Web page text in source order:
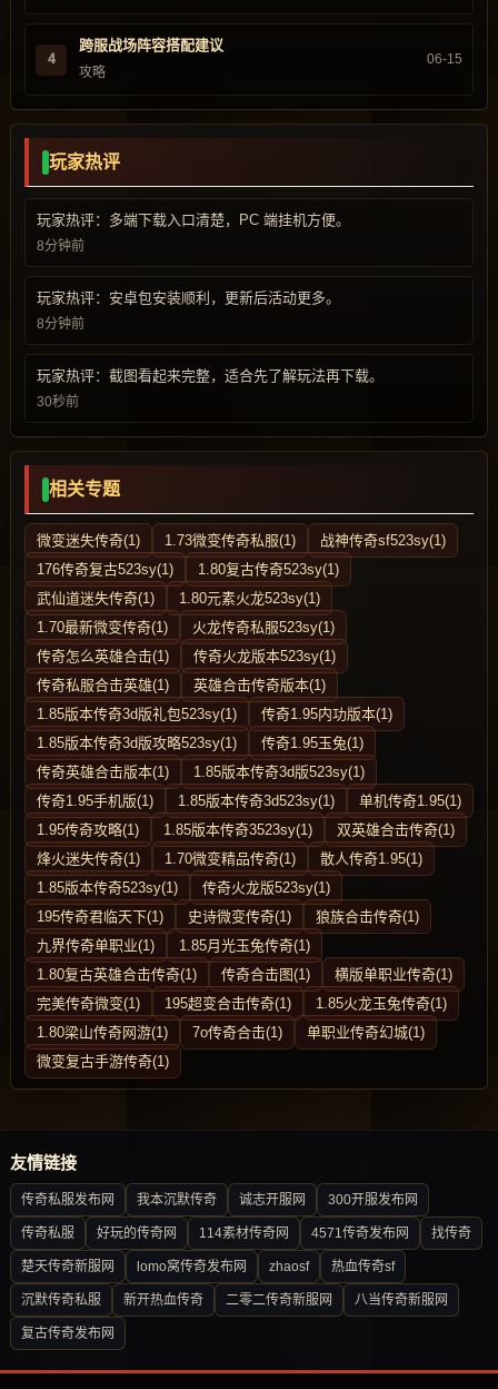
4
跨服战场阵容搭配建议
攻略
06-15
玩家热评
玩家热评：多端下载入口清楚，PC 端挂机方便。
8分钟前
玩家热评：安卓包安装顺利，更新后活动更多。
8分钟前
玩家热评：截图看起来完整，适合先了解玩法再下载。
30秒前
相关专题
微变迷失传奇(1) 1.73微变传奇私服(1)
战神传奇sf523sy(1)
176传奇复古523sy(1)
1.80复古传奇523sy(1)
武仙道迷失传奇(1)
1.80元素火龙523sy(1)
1.70最新微变传奇(1)
火龙传奇私服523sy(1)
传奇怎么英雄合击(1)
传奇火龙版本523sy(1)
传奇私服合击英雄(1)
英雄合击传奇版本(1)
1.85版本传奇3d版礼包523sy(1)
传奇1.95内功版本(1)
1.85版本传奇3d版攻略523sy(1)
传奇1.95玉兔(1)
传奇英雄合击版本(1)
1.85版本传奇3d版523sy(1)
传奇1.95手机版(1)
1.85版本传奇3d523sy(1)
单机传奇1.95(1)
1.95传奇攻略(1)
1.85版本传奇3523sy(1)
双英雄合击传奇(1)
烽火迷失传奇(1)
1.70微变精品传奇(1)
散人传奇1.95(1)
1.85版本传奇523sy(1)
传奇火龙版523sy(1)
195传奇君临天下(1)
史诗微变传奇(1)
狼族合击传奇(1)
九界传奇单职业(1)
1.85月光玉兔传奇(1)
1.80复古英雄合击传奇(1)
传奇合击图(1)
横版单职业传奇(1)
完美传奇微变(1)
195超变合击传奇(1)
1.85火龙玉兔传奇(1)
1.80梁山传奇网游(1)
7o传奇合击(1)
单职业传奇幻城(1)
微变复古手游传奇(1)
友情链接
传奇私服发布网 我本沉默传奇 诚志开服网 300开服发布网
传奇私服 好玩的传奇网 114素材传奇网 4571传奇发布网 找传奇
楚天传奇新服网 lomo窝传奇发布网 zhaosf 热血传奇sf
沉默传奇私服 新开热血传奇 二零二传奇新服网 八当传奇新服网
复古传奇发布网